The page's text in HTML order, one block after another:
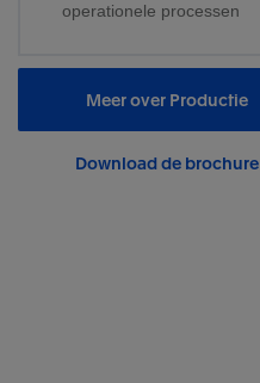
operationele processen
Meer over Productie
Download de brochure